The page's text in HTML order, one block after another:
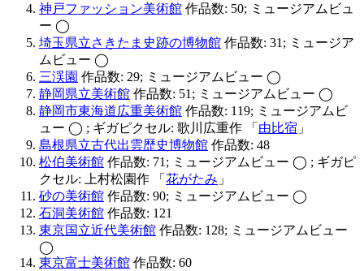
神戸ファッション美術館 作品数: 50; ミュージアムビュ
ー ◯
埼玉県立さきたま史跡の博物館 作品数: 31; ミュージア
ムビュー ◯
三渓園 作品数: 29; ミュージアムビュー ◯
静岡県立美術館 作品数: 51; ミュージアムビュー ◯
静岡市東海道広重美術館 作品数: 119; ミュージアムビ
ュー ◯ ; ギガピクセル: 歌川広重作 「 由比宿 」
島根県立古代出雲歴史博物館 作品数: 48
松伯美術館 作品数: 71; ミュージアムビュー ◯ ; ギガピ
クセル: 上村松園作 「 花がたみ 」
砂の美術館 作品数: 90; ミュージアムビュー ◯
石洞美術館 作品数: 121
東京国立近代美術館 作品数: 128; ミュージアムビュー
◯
東京富士美術館 作品数: 60